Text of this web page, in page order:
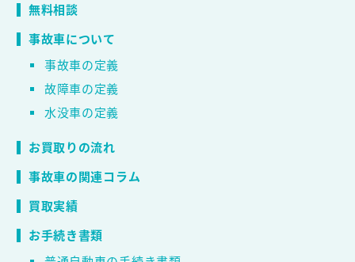
無料相談
事故車について
事故車の定義
故障車の定義
水没車の定義
お買取りの流れ
事故車の関連コラム
買取実績
お手続き書類